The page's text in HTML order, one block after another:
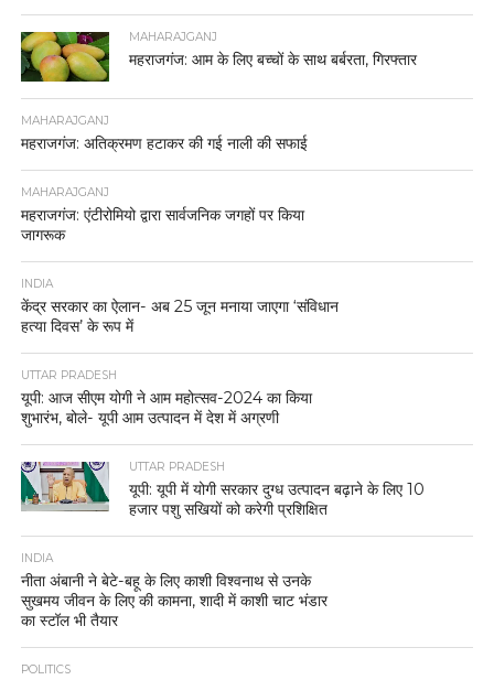
MAHARAJGANJ
महराजगंज: आम के लिए बच्चों के साथ बर्बरता, गिरफ्तार
MAHARAJGANJ
महराजगंज: अतिक्रमण हटाकर की गई नाली की सफाई
MAHARAJGANJ
महराजगंज: एंटीरोमियो द्वारा सार्वजनिक जगहों पर किया
जागरूक
INDIA
केंद्र सरकार का ऐलान- अब 25 जून मनाया जाएगा ‘संविधान
हत्या दिवस’ के रूप में
UTTAR PRADESH
यूपी: आज सीएम योगी ने आम महोत्सव-2024 का किया
शुभारंभ, बोले- यूपी आम उत्पादन में देश में अग्रणी
UTTAR PRADESH
यूपी: यूपी में योगी सरकार दुग्ध उत्पादन बढ़ाने के लिए 10
हजार पशु सखियों को करेगी प्रशिक्षित
INDIA
नीता अंबानी ने बेटे-बहू के लिए काशी विश्वनाथ से उनके
सुखमय जीवन के लिए की कामना, शादी में काशी चाट भंडार
का स्टॉल भी तैयार
POLITICS